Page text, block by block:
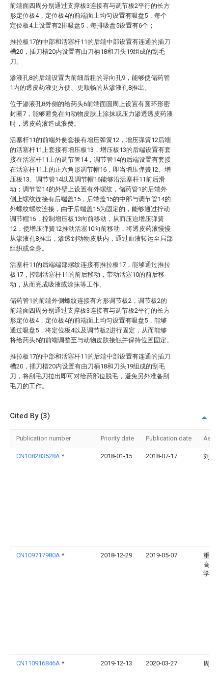
前端面四周分别通过支撑板3连接有与调节板2平行的长方
形定位板4，定位板4的前端面上均匀设置有吸盘5，每个
定位板4上设置有2排吸盘5，每排吸盘5设置有6个；
推拉板17的中部和活塞杆11的后端中部设置有连通的插刀
槽20，插刀槽20内设置有由刀柄18和刀头19组成的刮毛
刀。
渗液孔8的后端设置为前细后粗的导向孔9，能够使储药管
1内的透皮药液更方便、更顺畅的从渗液孔8推出。
位于渗液孔8外侧的给药头6前端面圆周上设置有圆环形密
封圈7，能够避免在向动物皮肤上涂抹或压力渗透透皮药液
时，透皮药液造成浪费。
活塞杆11的前端外侧套接有增压弹簧12，增压弹簧12后端
的活塞杆11上套接有增压板13，增压板13的后端设置有套
接在活塞杆11上的调节管14，调节管14的后端设置有套接
在活塞杆11上的正六角形调节帽16，即当增压弹簧12、增
压板13、调节管14以及调节帽16能够沿活塞杆11前后滑
动；调节管14的外壁上设置有外螺纹，储药管1的后端外
侧上螺纹连接有后端盖15，后端盖15的中部与调节管14的
外螺纹螺纹连接，由于后端盖15为固定的，能够通过拧动
调节帽16，控制增压板13向前移动，从而压迫增压弹簧
12，使增压弹簧12推动活塞10向前移动，将透皮药液慢慢
从渗液孔8推出，渗透到动物皮肤内，通过血液转运至局部
组织或全身。
活塞杆11的后端端部螺纹连接有推拉板17，能够通过推拉
板17，控制活塞杆11的前后移动，带动活塞10的前后移
动，从而完成吸液或涂抹等工作。
储药管1的前端外侧螺纹连接有方形调节板2，调节板2的
前端面四周分别通过支撑板3连接有与调节板2平行的长方
形定位板4，定位板4的前端面上均匀设置有吸盘5，能够
通过吸盘5，将定位板4以及调节板2进行固定，从而能够
将给药头6的前端调整至与动物皮肤接触并保持位置固定。
推拉板17的中部和活塞杆11的后端中部设置有连通的插刀
槽20，插刀槽20内设置有由刀柄18和刀头19组成的刮毛
刀，将刮毛刀拉出即可对给药部位脱毛，避免另外准备刮
毛刀的工作。
Cited By (3)
Publication number Priority date Publication date
CN108283528A * 2018-01-15 2018-07-17 刘承
CN109717980A * 2018-12-29 2019-05-07
重庆
高等
学校
CN110916846A * 2019-12-13 2020-03-27 周文